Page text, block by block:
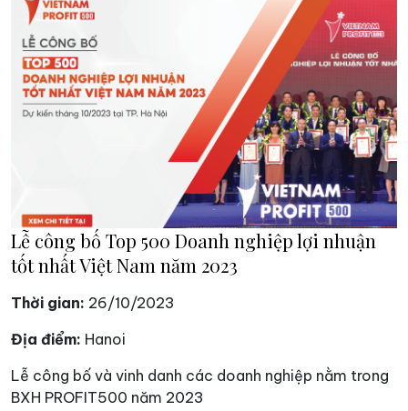
Lễ công bố Top 500 Doanh nghiệp lợi nhuận
tốt nhất Việt Nam năm 2023
Thời gian: 26/10/2023
Địa điểm: Hanoi
Lễ công bố và vinh danh các doanh nghiệp nằm trong
BXH PROFIT500 năm 2023